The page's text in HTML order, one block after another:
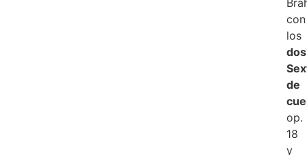
con
los
dos
de
op.
18
y